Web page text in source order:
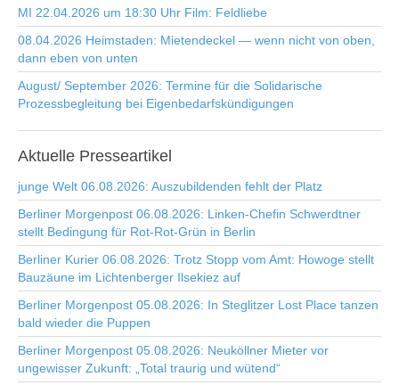
MI 22.04.2026 um 18:30 Uhr Film: Feldliebe
08.04.2026 Heimstaden: Mietendeckel — wenn nicht von oben,
dann eben von unten
August/ September 2026: Termine für die Solidarische
Prozessbegleitung bei Eigenbedarfskündigungen
Aktuelle Presseartikel
junge Welt 06.08.2026: Auszubildenden fehlt der Platz
Berliner Morgenpost 06.08.2026: Linken-Chefin Schwerdtner
stellt Bedingung für Rot-Rot-Grün in Berlin
Berliner Kurier 06.08.2026: Trotz Stopp vom Amt: Howoge stellt
Bauzäune im Lichtenberger Ilsekiez auf
Berliner Morgenpost 05.08.2026: In Steglitzer Lost Place tanzen
bald wieder die Puppen
Berliner Morgenpost 05.08.2026: Neuköllner Mieter vor
ungewisser Zukunft: „Total traurig und wütend“